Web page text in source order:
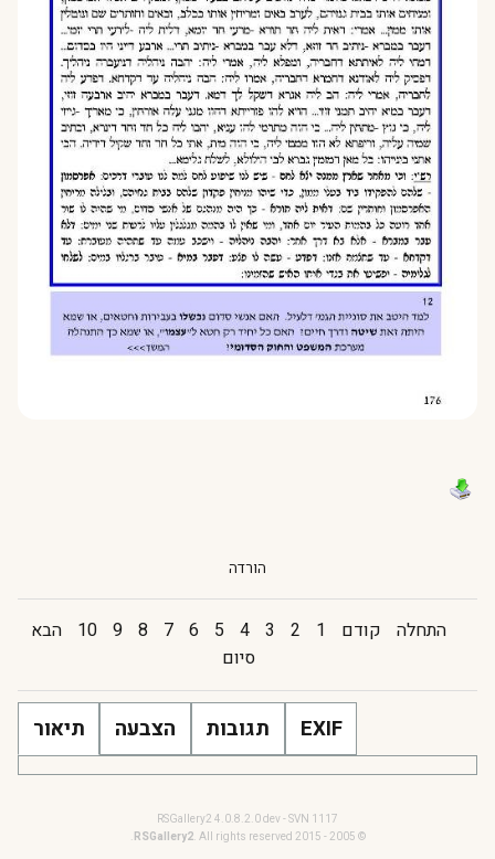
הורדה
התחלה קודם 1
2
3
4
5
6
7
8
9
10
הבא
סיום
תיאור הצבעה תגובות EXIF
RSGallery2 4.0.8.2.0 dev - SVN 1117
© 2005 - 2015
RSGallery2. All rights reserved.